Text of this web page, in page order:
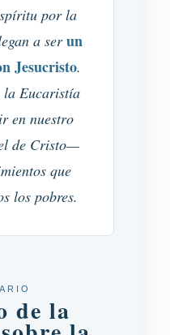
por la
a serun
Jesucristo.
la Eucaristía
en nuestro
de Cristo—
que
los pobres.
de la